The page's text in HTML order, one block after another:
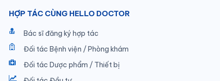
HỢP TÁC CÙNG HELLO DOCTOR
Bác sĩ đăng ký hợp tác
Đối tác Bệnh viện / Phòng khám
Đối tác Dược phẩm / Thiết bị